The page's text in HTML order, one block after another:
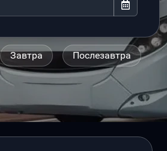
Завтра Послезавтра